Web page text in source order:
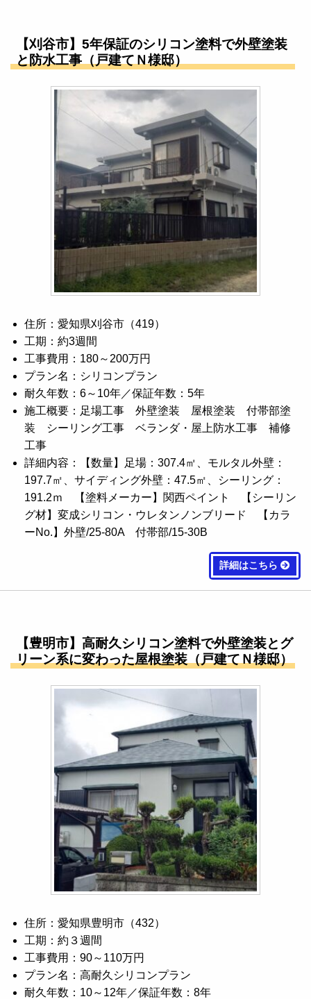
【刈谷市】5年保証のシリコン塗料で外壁塗装
と防水工事（戸建てＮ様邸）
住所：愛知県刈谷市（419）
工期：約3週間
工事費用：180～200万円
プラン名：シリコンプラン
耐久年数：6～10年／保証年数：5年
施工概要：足場工事 外壁塗装 屋根塗装 付帯部塗
装 シーリング工事 ベランダ・屋上防水工事 補修
工事
詳細内容：【数量】足場：307.4㎡、モルタル外壁：
197.7㎡、サイディング外壁：47.5㎡、シーリング：
191.2ｍ 【塗料メーカー】関西ペイント 【シーリン
グ材】変成シリコン・ウレタンノンブリード 【カラ
ーNo.】外壁/25-80A 付帯部/15-30B
詳細はこちら
【豊明市】高耐久シリコン塗料で外壁塗装とグ
リーン系に変わった屋根塗装（戸建てＮ様邸）
住所：愛知県豊明市（432）
工期：約３週間
工事費用：90～110万円
プラン名：高耐久シリコンプラン
耐久年数：10～12年／保証年数：8年